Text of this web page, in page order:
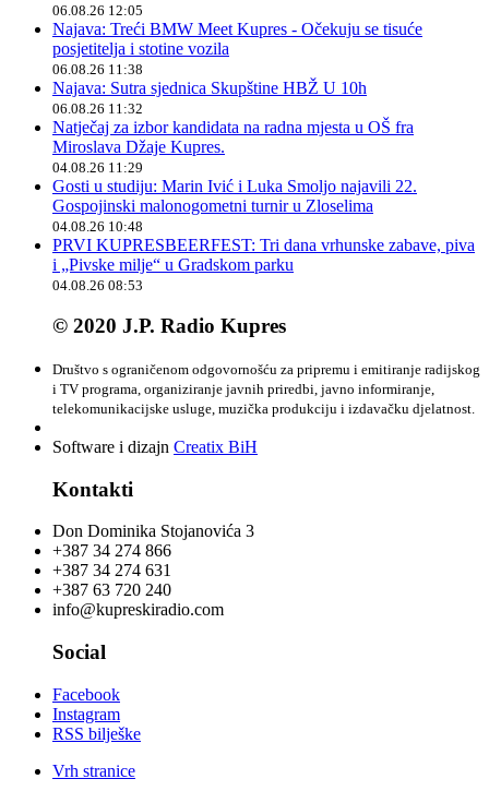
06.08.26 12:05
Najava: Treći BMW Meet Kupres - Očekuju se tisuće
posjetitelja i stotine vozila
06.08.26 11:38
Najava: Sutra sjednica Skupštine HBŽ U 10h
06.08.26 11:32
Natječaj za izbor kandidata na radna mjesta u OŠ fra
Miroslava Džaje Kupres.
04.08.26 11:29
Gosti u studiju: Marin Ivić i Luka Smoljo najavili 22.
Gospojinski malonogometni turnir u Zloselima
04.08.26 10:48
PRVI KUPRESBEERFEST: Tri dana vrhunske zabave, piva
i „Pivske milje“ u Gradskom parku
04.08.26 08:53
© 2020 J.P. Radio Kupres
Društvo s ograničenom odgovornošću za pripremu i emitiranje radijskog
i TV programa, organiziranje javnih priredbi, javno informiranje,
telekomunikacijske usluge, muzička produkciju i izdavačku djelatnost.
Software i dizajn Creatix BiH
Kontakti
Don Dominika Stojanovića 3
+387 34 274 866
+387 34 274 631
+387 63 720 240
info@kupreskiradio.com
Social
Facebook
Instagram
RSS bilješke
Vrh stranice